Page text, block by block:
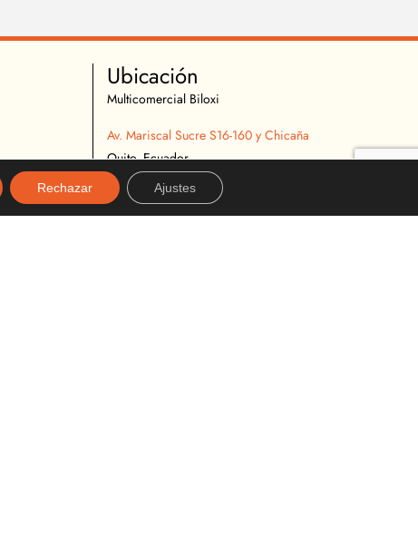
Ubicación
Multicomercial Biloxi
Av. Mariscal Sucre S16-160 y Chicaña
Quito, Ecuador
02 2627 540
096 296 9642
Rechazar Ajustes